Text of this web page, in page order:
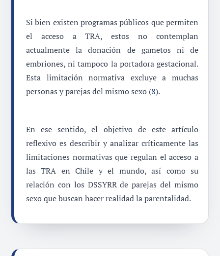
Si bien existen programas públicos que permiten
el acceso a TRA, estos no contemplan
actualmente la donación de gametos ni de
embriones, ni tampoco la portadora gestacional.
Esta limitación normativa excluye a muchas
personas y parejas del mismo sexo (8).
En ese sentido, el objetivo de este artículo
reflexivo es describir y analizar críticamente las
limitaciones normativas que regulan el acceso a
las TRA en Chile y el mundo, así como su
relación con los DSSYRR de parejas del mismo
sexo que buscan hacer realidad la parentalidad.